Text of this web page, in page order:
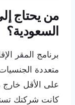
من يحتاج
السعودية؟
برنامج المقر
متعددة
على الأقل خارج
كانت شركتك